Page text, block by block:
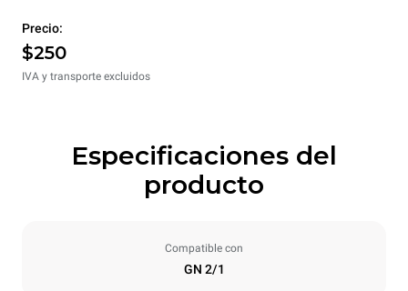
Precio:
$250
IVA y transporte excluidos
Especificaciones del
producto
Compatible con
GN 2/1